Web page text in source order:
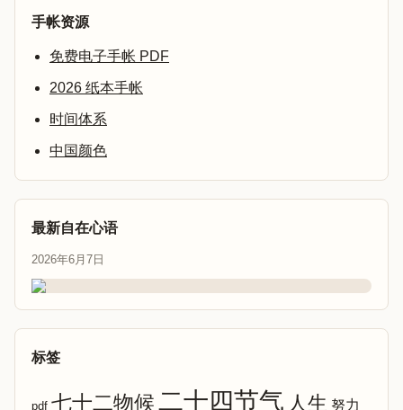
手帐资源
免费电子手帐 PDF
2026 纸本手帐
时间体系
中国颜色
最新自在心语
2026年6月7日
标签
pdf 七十二物候二十四节气 人生 努力